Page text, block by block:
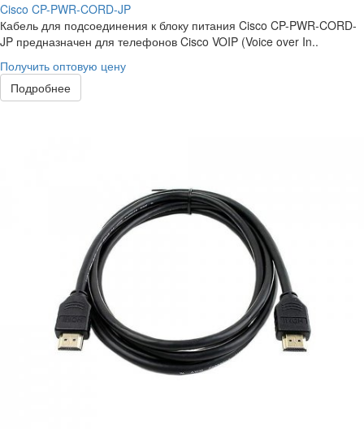
Cisco CP-PWR-CORD-JP
Кабель для подсоединения к блоку питания Cisco CP-PWR-CORD-
JP предназначен для телефонов Cisco VOIP (Voice over In..
Получить оптовую цену
Подробнее